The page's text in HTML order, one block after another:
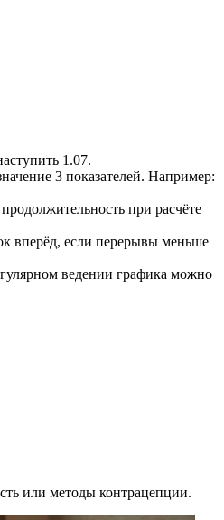
1.07.
3 показателей. Например:
при расчёте
вперёд, если перерывы меньше
ведении графика можно
или методы контрацепции.